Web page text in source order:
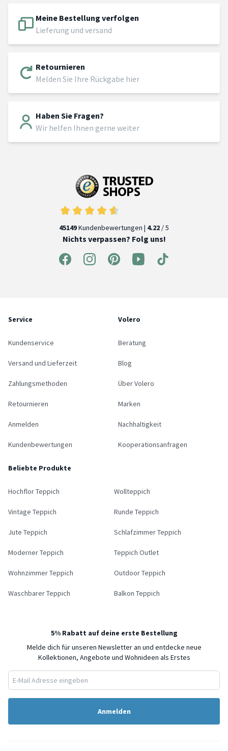
Meine Bestellung verfolgen
Lieferung und versand
Retournieren
Melden Sie Ihre Rückgabe hier
Haben Sie Fragen?
Wir helfen Ihnen gerne weiter
45149Kundenbewertungen | 4.22 / 5
Nichts verpassen? Folg uns!
Service
Kundenservice
Versand und Lieferzeit
Zahlungsmethoden
Retournieren
Anmelden
Kundenbewertungen
Volero
Beratung
Blog
Über Volero
Marken
Nachhaltigkeit
Kooperationsanfragen
Beliebte Produkte
Hochflor Teppich Wollteppich
Vintage Teppich Runde Teppich
Jute Teppich Schlafzimmer Teppich
Moderner Teppich Teppich Outlet
Wohnzimmer Teppich Outdoor Teppich
Waschbarer Teppich Balkon Teppich
5% Rabatt auf deine erste Bestellung
Melde dich für unseren Newsletter an und entdecke neue
Kollektionen, Angebote und Wohnideen als Erstes
Anmelden